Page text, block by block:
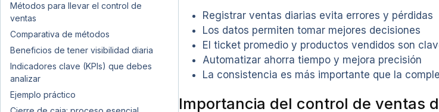
Métodos para llevar el control de
ventas
Comparativa de métodos
Beneficios de tener visibilidad diaria
Indicadores clave (KPIs) que debes
analizar
Ejemplo práctico
Registrar ventas diarias evita errores y pérdidas
Los datos permiten tomar mejores decisiones
El ticket promedio y productos vendidos son
Automatizar ahorra tiempo y mejora precisión
La consistencia es más importante que la
Importancia del control de ventas